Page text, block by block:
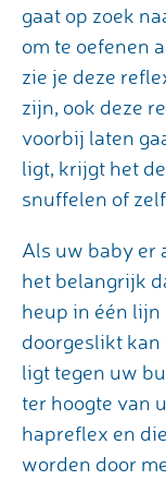
gaat op zoek
om te oefenen
zie je deze
zijn, ook deze
voorbij laten
ligt, krijgt het
snuffelen of
Als uw baby er
het belangrijk
heup in één lijn
doorgeslikt
ligt tegen uw
ter hoogte van
hapreflex en
worden door